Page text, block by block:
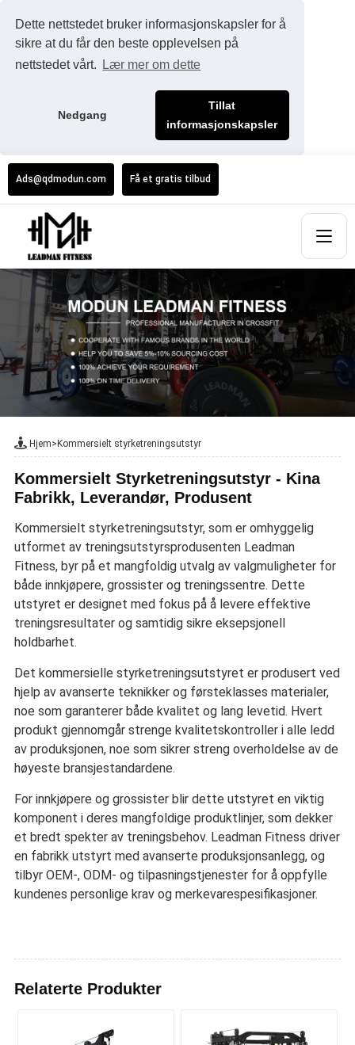
Dette nettstedet bruker informasjonskapsler for å
sikre at du får den beste opplevelsen på
nettstedet vårt.
Lær mer om dette
Nedgang
Tillat
informasjonskapsler
Ads@qdmodun.com Få et gratis tilbud
Hjem>Kommersielt styrketreningsutstyr
Kommersielt Styrketreningsutstyr - Kina
Fabrikk, Leverandør, Produsent
Kommersielt styrketreningsutstyr, som er omhyggelig
utformet av treningsutstyrsprodusenten Leadman
Fitness, byr på et mangfoldig utvalg av valgmuligheter for
både innkjøpere, grossister og treningssentre. Dette
utstyret er designet med fokus på å levere effektive
treningsresultater og samtidig sikre eksepsjonell
holdbarhet.
Det kommersielle styrketreningsutstyret er produsert ved
hjelp av avanserte teknikker og førsteklasses materialer,
noe som garanterer både kvalitet og lang levetid. Hvert
produkt gjennomgår strenge kvalitetskontroller i alle ledd
av produksjonen, noe som sikrer streng overholdelse av de
høyeste bransjestandardene.
For innkjøpere og grossister blir dette utstyret en viktig
komponent i deres mangfoldige produktlinjer, som dekker
et bredt spekter av treningsbehov. Leadman Fitness driver
en fabrikk utstyrt med avanserte produksjonsanlegg, og
tilbyr OEM-, ODM- og tilpasningstjenester for å oppfylle
kundenes personlige krav og merkevarespesifikasjoner.
Relaterte Produkter